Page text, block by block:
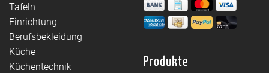
Tafeln
Einrichtung
Berufsbekleidung
Küche
Küchentechnik
Produkte